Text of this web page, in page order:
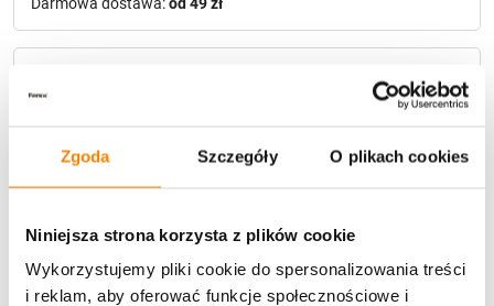
Zgoda Szczegóły O plikach cookies
Niniejsza strona korzysta z plików cookie
Wykorzystujemy pliki cookie do spersonalizowania treści
i reklam, aby oferować funkcje społecznościowe i
Potrzebujesz większą ilość? Zapraszamy do naszej
hurtowniiPrzejdź do hurtowni B2B
Darmowa dostawa:od 49 zł